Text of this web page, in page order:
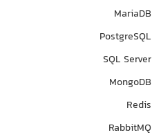
MariaDB
PostgreSQL
SQL Server
MongoDB
Redis
RabbitMQ